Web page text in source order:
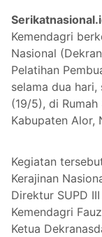
Kemendagri
Nasional
Pelatihan
selama dua hari,
(19/5), di Rumah
Kabupaten Alor,
Kegiatan
Kerajinan
Direktur SUPD
Kemendagri
Ketua